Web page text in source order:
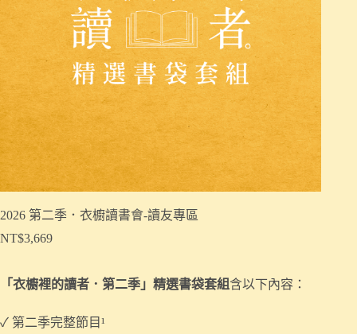
2026 第二季．衣櫥讀書會-讀友專區
NT$3,669
「衣櫥裡的讀者．第二季」精選書袋套組 含以下內容：
✓ 第二季完整節目¹